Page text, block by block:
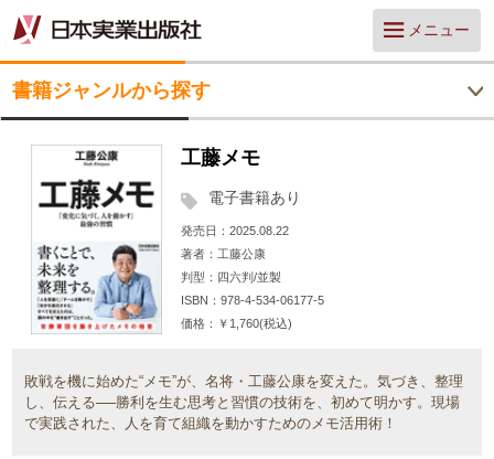
メニュー
書籍ジャンルから探す
工藤メモ
電子書籍あり
発売日
2025.08.22
著者
工藤公康
判型
四六判/並製
ISBN
978-4-534-06177-5
価格
￥1,760(税込)
敗戦を機に始めた“メモ”が、名将・工藤公康を変えた。気づき、整理
し、伝える──勝利を生む思考と習慣の技術を、初めて明かす。現場
で実践された、人を育て組織を動かすためのメモ活用術！